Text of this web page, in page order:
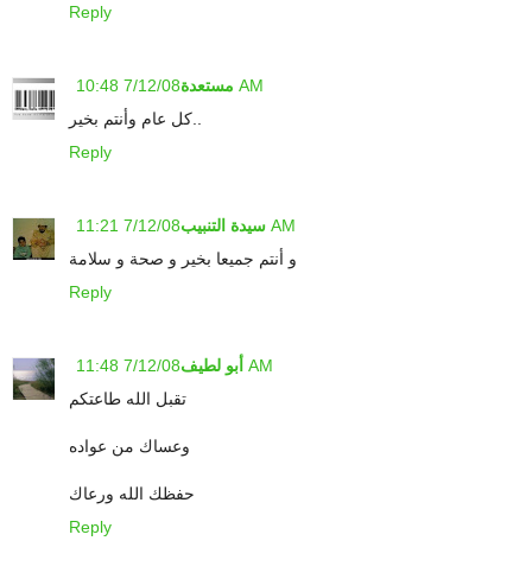
Reply
مستعدة 7/12/08 10:48 AM
Reply
سيدة التنبيب 7/12/08 11:21 AM
و أنتم جميعا بخير و صحة و سلامة
Reply
أبو لطيف 7/12/08 11:48 AM
تقبل الله طاعتكم
وعساك من عواده
حفظك الله ورعاك
Reply